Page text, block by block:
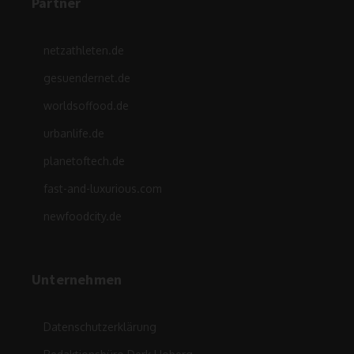
netzathleten.de
gesuendernet.de
worldsoffood.de
urbanlife.de
planetoftech.de
fast-and-luxurious.com
newfoodcity.de
Unternehmen
Datenschutzerklärung